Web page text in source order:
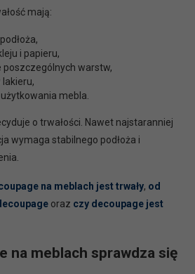
mają:
i papieru,
poszczególnych warstw,
mebla.
o trwałości. Nawet najstaranniej
wymaga stabilnego podłoża i
na meblach jest trwały, od
oraz czy decoupage jest
na meblach sprawdza się